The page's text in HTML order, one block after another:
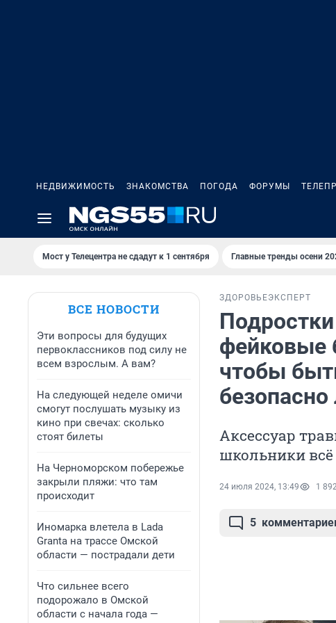
НЕДВИЖИМОСТЬ ЗНАКОМСТВА ПОГОДА ФОРУМЫ
Мост у Телецентра не сдадут к 1 сентября Главные тренды осени
ВСЕ НОВОСТИ
Эти вопросы для будущих
первоклассников под силу не
всем взрослым. А вам?
На следующей неделе омичи
смогут послушать музыку из
кино при свечах: сколько
стоят билеты
На Черноморском побережье
закрыли пляжи: что там
происходит
Иномарка влетела в Lada
Granta на трассе Омской
области — пострадали дети
Что сильнее всего
подорожало в Омской
области с начала года —
ЗДОРОВЬЕЭКСПЕРТ
фейковые
чтобы
безопасно
Аксессуар
школьники
24 июля 2024, 13:49 1
5